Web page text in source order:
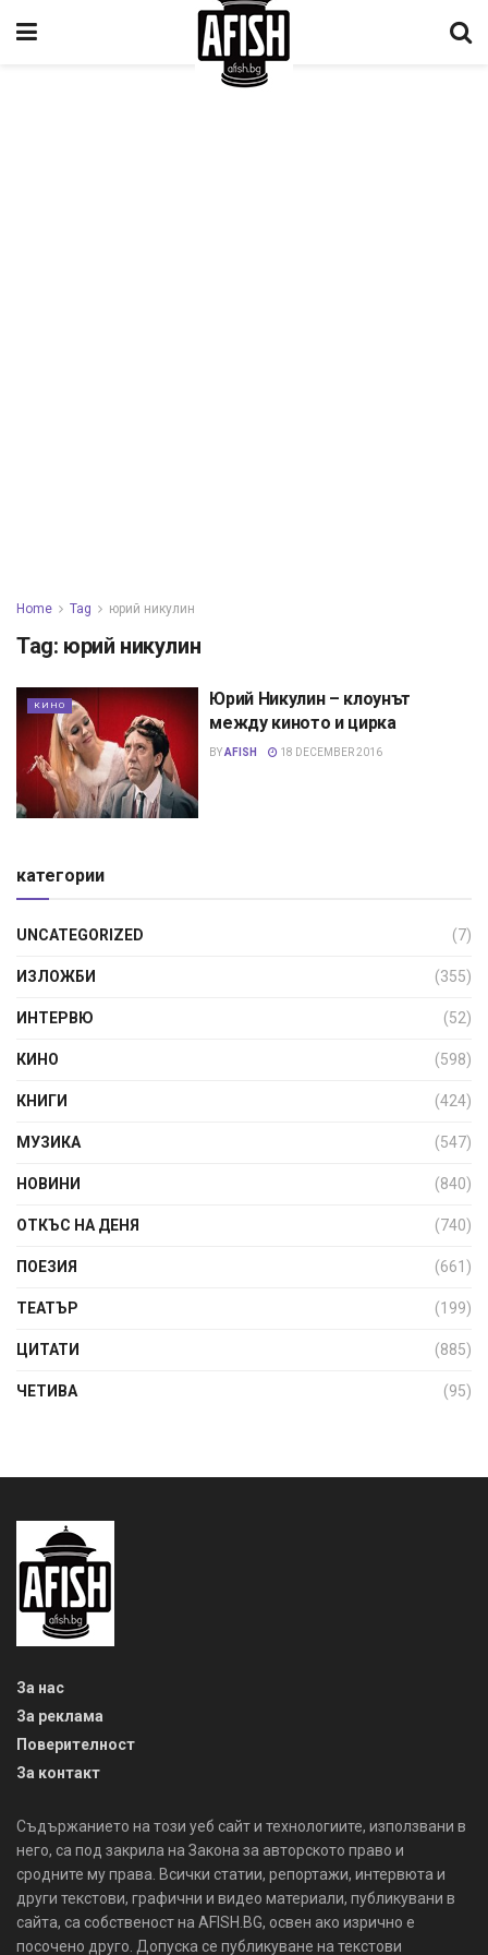
Home Tag юрий никулин
Tag: юрий никулин
КИНО
Юрий Никулин – клоунът
между киното и цирка
BYAFISH 18 DECEMBER 2016
категории
UNCATEGORIZED (7)
ИЗЛОЖБИ (355)
ИНТЕРВЮ (52)
КИНО (598)
КНИГИ (424)
МУЗИКА (547)
НОВИНИ (840)
ОТКЪС НА ДЕНЯ (740)
ПОЕЗИЯ (661)
ТЕАТЪР (199)
ЦИТАТИ (885)
ЧЕТИВА (95)
За нас
За реклама
Поверителност
За контакт
Съдържанието на този уеб сайт и технологиите, използвани в
него, са под закрила на Закона за авторското право и
сродните му права. Всички статии, репортажи, интервюта и
други текстови, графични и видео материали, публикувани в
сайта, са собственост на AFISH.BG, освен ако изрично е
посочено друго. Допуска се публикуване на текстови